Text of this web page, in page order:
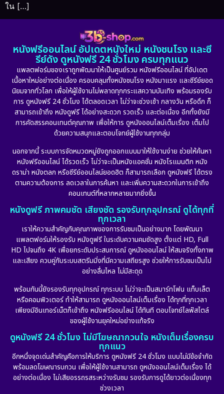
ใน […]
หนังฟรีออนไลน์ อัปเดตหนังใหม่ หนังชนโรง และซี
รีย์ดัง ดูหนังฟรี 24 ชั่วโมง ครบทุกแนว
แพลตฟอร์มของเราถูกพัฒนาให้เป็นศูนย์รวม หนังฟรีออนไลน์ ที่อัปเดต
เนื้อหาใหม่อย่างต่อเนื่อง ครอบคลุมทั้งหนังชนโรง หนังมาแรง และซีรีย์ยอด
นิยมจากทั่วโลก เพื่อให้ผู้ใช้งานไม่พลาดทุกกระแสความบันเทิง พร้อมรองรับ
การ ดูหนังฟรี 24 ชั่วโมง ได้ตลอดเวลา ไม่ว่าจะช่วงเช้า กลางวัน หรือดึก ก็
สามารถเข้าถึง หนังดูฟรี ได้อย่างสะดวก รวดเร็ว และต่อเนื่อง อีกทั้งยังมี
การคัดสรรคอนเทนต์คุณภาพ เพื่อให้การ ดูหนังออนไลน์เต็มเรื่อง เต็มไป
ด้วยความสนุกและตอบโจทย์ผู้ใช้งานทุกกลุ่ม
นอกจากนี้ ระบบการจัดหมวดหมู่ยังถูกออกแบบมาให้ใช้งานง่าย ช่วยให้ค้นหา
หนังฟรีออนไลน์ ได้รวดเร็ว ไม่ว่าจะเป็นหนังแอคชั่น หนังโรแมนติก หนัง
ดราม่า หนังตลก หรือซีรีย์ออนไลน์ยอดฮิต ก็สามารถเลือก ดูหนังฟรี ได้ตรง
ตามความต้องการ ลดเวลาในการค้นหา และเพิ่มความสะดวกในการเข้าถึง
คอนเทนต์ที่หลากหลายมากยิ่งขึ้น
หนังดูฟรี ภาพคมชัด เสียงชัด รองรับทุกอุปกรณ์ ดูได้ทุกที่
ทุกเวลา
เราให้ความสำคัญกับคุณภาพของการรับชมเป็นอย่างมาก โดยพัฒนา
แพลตฟอร์มให้รองรับ หนังดูฟรี ในระดับความคมชัดสูง ตั้งแต่ HD, Full
HD ไปจนถึง 4K เพื่อยกระดับประสบการณ์ ดูหนังออนไลน์ ให้สมจริงทั้งภาพ
และเสียง ควบคู่กับระบบสตรีมมิ่งที่มีความเสถียรสูง ช่วยให้การรับชมเป็นไป
อย่างลื่นไหล ไม่มีสะดุด
พร้อมกันนี้ยังรองรับทุกอุปกรณ์ ทุกระบบ ไม่ว่าจะเป็นสมาร์ทโฟน แท็บเล็ต
หรือคอมพิวเตอร์ ทำให้สามารถ ดูหนังออนไลน์เต็มเรื่อง ได้ทุกที่ทุกเวลา
เพียงมีอินเทอร์เน็ตก็เข้าถึง หนังฟรีออนไลน์ ได้ทันที ตอบโจทย์ไลฟ์สไตล์
ของผู้ใช้งานยุคใหม่อย่างแท้จริง
ดูหนังฟรี 24 ชั่วโมง ไม่มีโฆษณากวนใจ หนังเต็มเรื่องครบ
ทุกแนว
อีกหนึ่งจุดเด่นสำคัญคือการให้บริการ ดูหนังฟรี 24 ชั่วโมง แบบไม่มีข้อจำกัด
พร้อมลดโฆษณารบกวน เพื่อให้ผู้ใช้งานสามารถ ดูหนังออนไลน์เต็มเรื่อง ได้
อย่างต่อเนื่อง ไม่เสียอรรถรสระหว่างรับชม รองรับการดูได้ยาวต่อเนื่องทุก
ช่วงเวลา